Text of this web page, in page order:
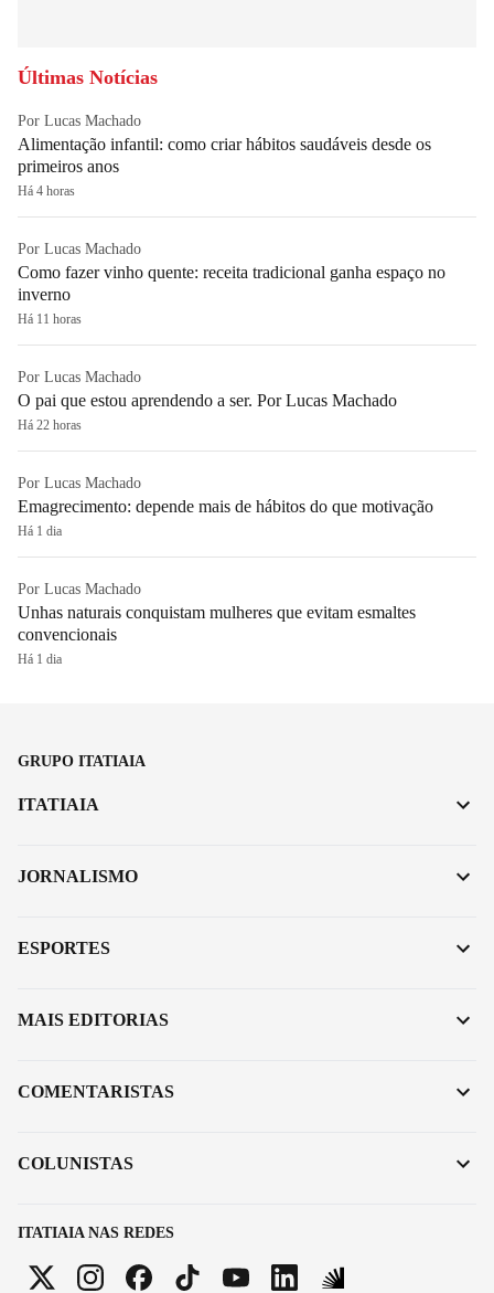
Últimas Notícias
Por Lucas Machado
Alimentação infantil: como criar hábitos saudáveis desde os
primeiros anos
Há 4 horas
Por Lucas Machado
Como fazer vinho quente: receita tradicional ganha espaço no
inverno
Há 11 horas
Por Lucas Machado
O pai que estou aprendendo a ser. Por Lucas Machado
Há 22 horas
Por Lucas Machado
Emagrecimento: depende mais de hábitos do que motivação
Há 1 dia
Por Lucas Machado
Unhas naturais conquistam mulheres que evitam esmaltes
convencionais
Há 1 dia
GRUPO ITATIAIA
ITATIAIA NAS REDES
ITATIAIA
JORNALISMO
ESPORTES
MAIS EDITORIAS
COMENTARISTAS
COLUNISTAS